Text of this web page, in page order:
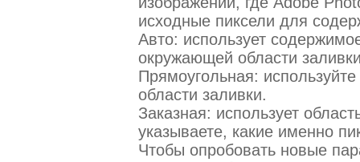
исходные пиксели для
Авто: использует
окружающей области
Прямоугольная:
области заливки.
Заказная: использует
указываете, какие именно
Чтобы опробовать новые